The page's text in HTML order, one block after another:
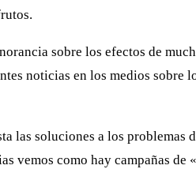
sobre los efectos de
noticias en los medios sobre
las soluciones a los
vemos como hay campañas